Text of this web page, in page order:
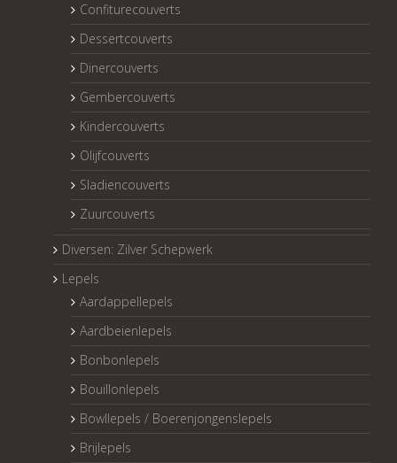
Confiturecouverts
Dessertcouverts
Dinercouverts
Gembercouverts
Kindercouverts
Olijfcouverts
Sladiencouverts
Zuurcouverts
Diversen: Zilver Schepwerk
Lepels
Aardappellepels
Aardbeienlepels
Bonbonlepels
Bouillonlepels
Bowllepels / Boerenjongenslepels
Brijlepels